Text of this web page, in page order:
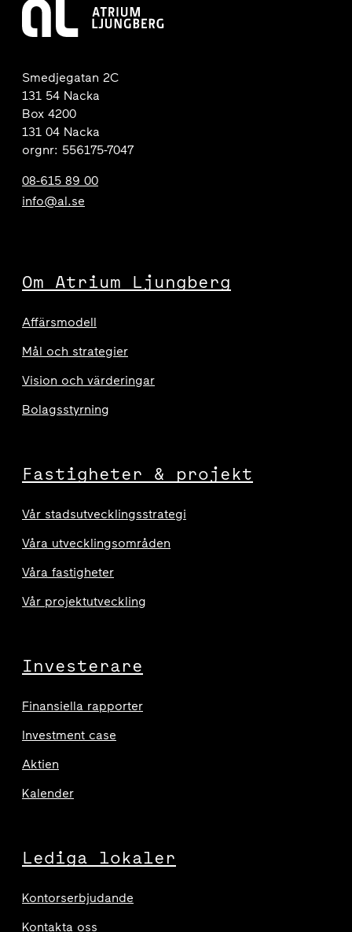
Smedjegatan 2C
131 54 Nacka
Box 4200
131 04 Nacka
orgnr: 556175-7047
08-615 89 00
info@al.se
Om Atrium Ljungberg
Affärsmodell
Mål och strategier
Vision och värderingar
Bolagsstyrning
Fastigheter & projekt
Vår stadsutvecklingsstrategi
Våra utvecklingsområden
Våra fastigheter
Vår projektutveckling
Investerare
Finansiella rapporter
Investment case
Aktien
Kalender
Lediga lokaler
Kontorserbjudande
Kontakta oss